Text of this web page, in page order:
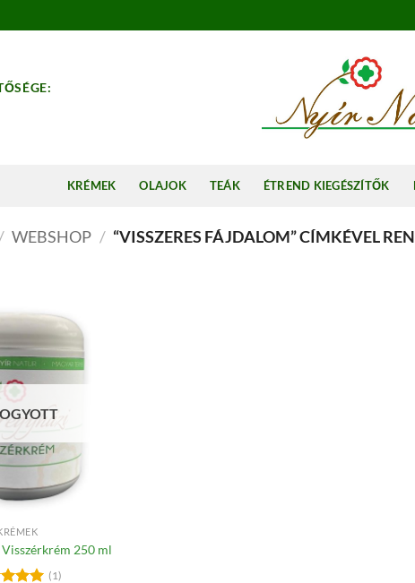
KRÉMEK OLAJOK TEÁK ÉTREND KIEGÉSZÍTŐK
WEBSHOP / “VISSZERES FÁJDALOM” CÍMKÉVEL
250 ml
(1)